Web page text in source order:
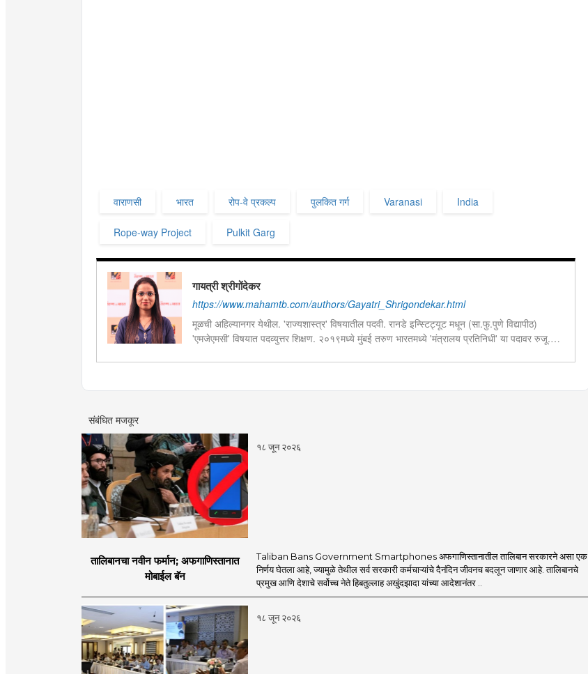
वाराणसी भारत रोप-वे प्रकल्प पुलकित गर्ग Varanasi India
Rope-way Project Pulkit Garg
गायत्री श्रीगोंदेकर
https://www.mahamtb.com/authors/Gayatri_Shrigondekar.html
मूळची अहिल्यानगर येथील. 'राज्यशास्त्र' विषयातील पदवी. रानडे इन्स्टिट्यूट मधून (सा.फु.पुणे विद्यापीठ)
'एमजेएमसी' विषयात पदव्युत्तर शिक्षण. २०१९मध्ये मुंबई तरुण भारतमध्ये 'मंत्रालय प्रतिनिधी' या पदावर रुजू.
संबंधित मजकूर
१८ जून २०२६
तालिबानचा नवीन फर्मान; अफगाणिस्तानात
मोबाईल बॅन
Taliban Bans Government Smartphones अफगाणिस्तानातील तालिबान सरकारने असा एक
निर्णय घेतला आहे, ज्यामुळे तेथील सर्व सरकारी कर्मचाऱ्यांचे दैनंदिन जीवनच बदलून जाणार आहे. तालिबानचे
प्रमुख आणि देशाचे सर्वोच्च नेते हिबतुल्लाह अखुंदझादा यांच्या आदेशानंतर ..
१८ जून २०२६